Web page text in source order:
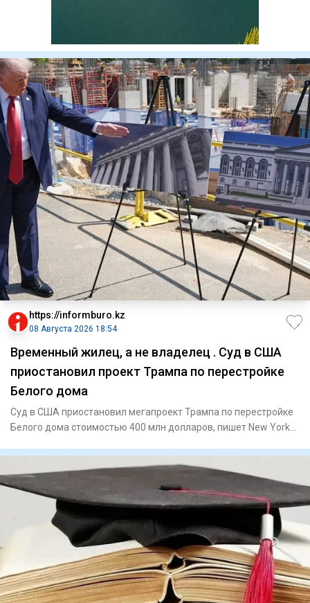
https://informburo.kz
08 Августа 2026 18:54
Временный жилец, а не владелец . Суд в США
приостановил проект Трампа по перестройке
Белого дома
Суд в США приостановил мегапроект Трампа по перестройке
Белого дома стоимостью 400 млн долларов, пишет New York